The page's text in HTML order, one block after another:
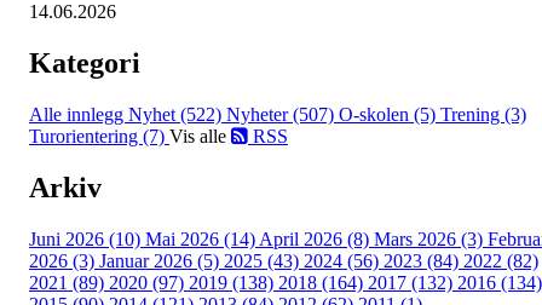
14.06.2026
Kategori
Alle innlegg Nyhet (522) Nyheter (507) O-skolen (5) Trening (3)
Turorientering (7) Vis alle RSS
Arkiv
Juni 2026 (10) Mai 2026 (14) April 2026 (8) Mars 2026 (3)
2026 (3) Januar 2026 (5) 2025 (43) 2024 (56) 2023 (84) 2022 (82)
2021 (89) 2020 (97) 2019 (138) 2018 (164) 2017 (132) 2016 (134)